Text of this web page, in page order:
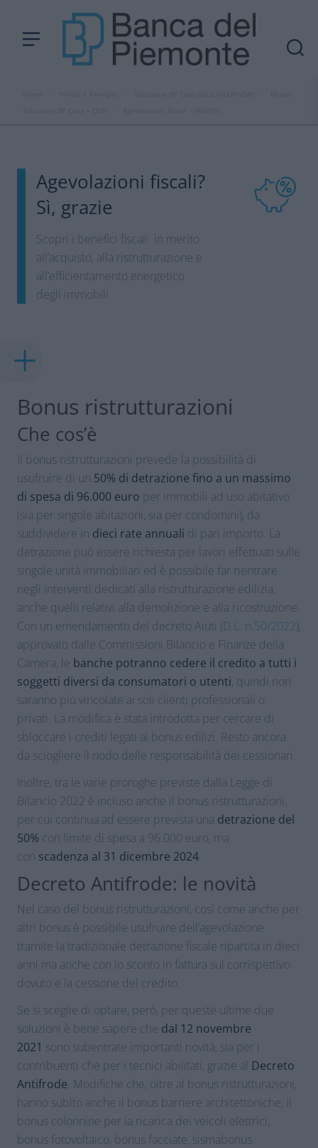
Agevolazioni fiscali?
Sì, grazie
Scopri i benefici fiscali in merito
all’acquisto, alla ristrutturazione e
all’efficientamento energetico
degli immobili
Bonus ristrutturazioni
Che cos’è
Il bonus ristrutturazioni prevede la possibilità di
usufruire di un 50% di detrazione fino a un massimo
di spesa di 96.000 euro per immobili ad uso abitativo
(sia per singole abitazioni, sia per condomini), da
suddividere in dieci rate annuali di pari importo. La
detrazione può essere richiesta per lavori effettuati sulle
singole unità immobiliari ed è possibile far rientrare
negli interventi dedicati alla ristrutturazione edilizia,
anche quelli relativi alla demolizione e alla ricostruzione.
Con un emendamento del decreto Aiuti (D.L. n.50/2022),
approvato dalle Commissioni Bilancio e Finanze della
Camera, le banche potranno cedere il credito a tutti i
soggetti diversi da consumatori o utenti, quindi non
saranno più vincolate ai soli clienti professionali o
privati. La modifica è stata introdotta per cercare di
sbloccare i crediti legati ai bonus edilizi. Resto ancora
da sciogliere il nodo delle responsabilità dei cessionari.
Inoltre, tra le varie proroghe previste dalla Legge di
Bilancio 2022 è incluso anche il bonus ristrutturazioni,
per cui continua ad essere prevista una detrazione del
50% con limite di spesa a 96.000 euro, ma
con scadenza al 31 dicembre 2024
Decreto Antifrode: le novità
Nel caso del bonus ristrutturazioni, così come anche per
altri bonus è possibile usufruire dell’agevolazione
tramite la tradizionale detrazione fiscale ripartita in dieci
anni ma anche con lo sconto in fattura sul corrispettivo
dovuto e la cessione del credito.
Se si sceglie di optare, però, per queste ultime due
soluzioni è bene sapere che dal 12 novembre
2021 sono subentrate importanti novità, sia per i
contribuenti che per i tecnici abilitati, grazie al Decreto
Antifrode . Modifiche che, oltre al bonus ristrutturazioni,
hanno subìto anche il bonus barriere architettoniche, il
bonus colonnine per la ricarica dei veicoli elettrici,
bonus fotovoltaico, bonus facciate, sismabonus